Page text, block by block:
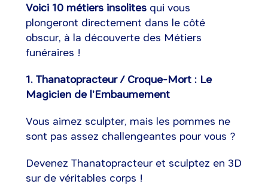
Voici 10 métiers insolites qui vous
plongeront directement dans le côté
obscur, à la découverte des Métiers
funéraires !
1. Thanatopracteur / Croque-Mort : Le
Magicien de l'Embaumement
Vous aimez sculpter, mais les pommes ne
sont pas assez challengeantes pour vous ?
Devenez Thanatopracteur et sculptez en 3D
sur de véritables corps !